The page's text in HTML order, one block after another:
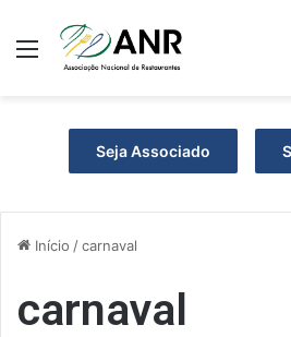
Menu
Seja Associado
Início /carnaval
carnaval